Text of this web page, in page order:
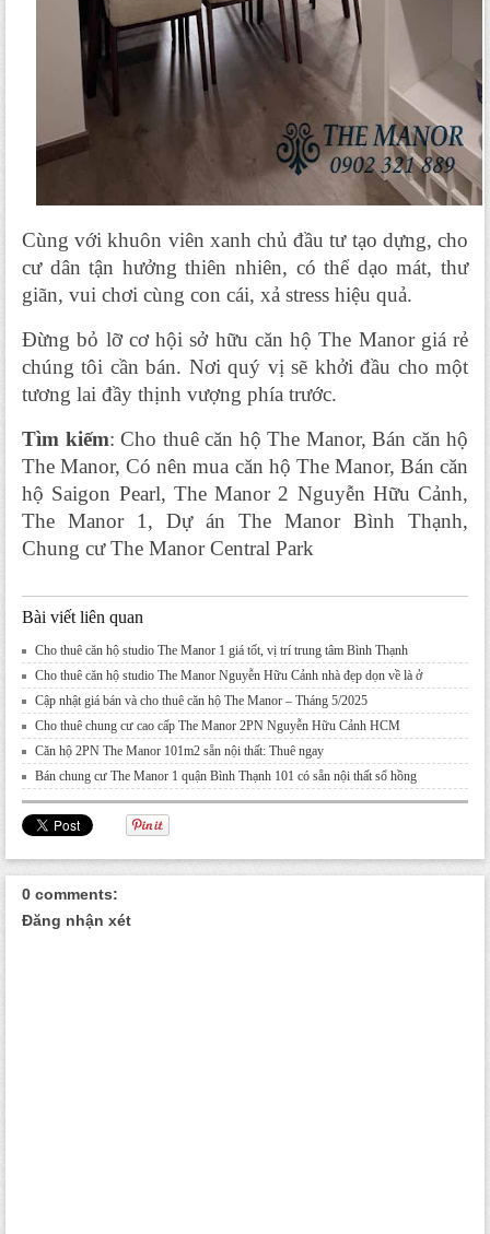
Cùng với khuôn viên xanh chủ đầu tư tạo dựng, cho
cư dân tận hưởng thiên nhiên, có thể dạo mát, thư
giãn, vui chơi cùng con cái, xả stress hiệu quả.
Đừng bỏ lỡ cơ hội sở hữu căn hộ The Manor giá rẻ
chúng tôi cần bán. Nơi quý vị sẽ khởi đầu cho một
tương lai đầy thịnh vượng phía trước.
Tìm kiếm: Cho thuê căn hộ The Manor, Bán căn hộ
The Manor, Có nên mua căn hộ The Manor, Bán căn
hộ Saigon Pearl, The Manor 2 Nguyễn Hữu Cảnh,
The Manor 1, Dự án The Manor Bình Thạnh,
Chung cư The Manor Central Park
Bài viết liên quan
Cho thuê căn hộ studio The Manor 1 giá tốt, vị trí trung tâm Bình Thạnh
Cho thuê căn hộ studio The Manor Nguyễn Hữu Cảnh nhà đẹp dọn về là ở
Cập nhật giá bán và cho thuê căn hộ The Manor – Tháng 5/2025
Cho thuê chung cư cao cấp The Manor 2PN Nguyễn Hữu Cảnh HCM
Căn hộ 2PN The Manor 101m2 sẵn nội thất: Thuê ngay
Bán chung cư The Manor 1 quận Bình Thạnh 101 có sẵn nội thất sổ hồng
0 comments:
Đăng nhận xét